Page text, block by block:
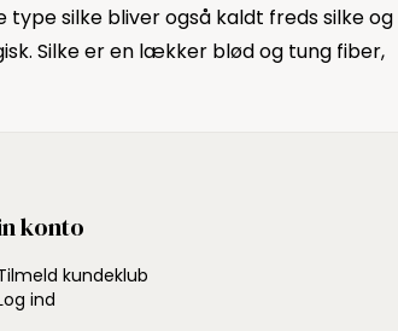
silke bliver også kaldt freds silke og
Silke er en lækker blød og tung fiber,
konto
kundeklub
ind